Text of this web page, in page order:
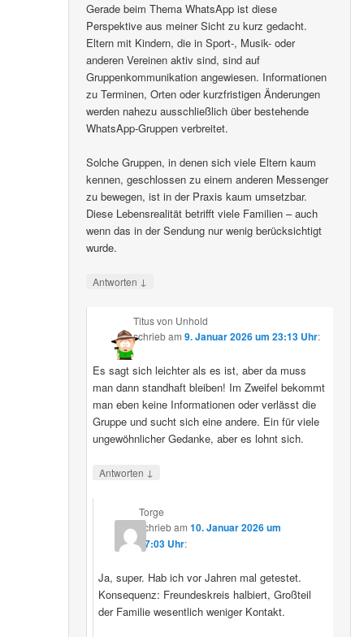
Gerade beim Thema WhatsApp ist diese
Perspektive aus meiner Sicht zu kurz gedacht.
Eltern mit Kindern, die in Sport-, Musik- oder
anderen Vereinen aktiv sind, sind auf
Gruppenkommunikation angewiesen. Informationen
zu Terminen, Orten oder kurzfristigen Änderungen
werden nahezu ausschließlich über bestehende
WhatsApp-Gruppen verbreitet.
Solche Gruppen, in denen sich viele Eltern kaum
kennen, geschlossen zu einem anderen Messenger
zu bewegen, ist in der Praxis kaum umsetzbar.
Diese Lebensrealität betrifft viele Familien – auch
wenn das in der Sendung nur wenig berücksichtigt
wurde.
Antworten ↓
Titus von Unhold
schriebam 9. Januar 2026 um 23:13 Uhr:
Es sagt sich leichter als es ist, aber da muss
man dann standhaft bleiben! Im Zweifel bekommt
man eben keine Informationen oder verlässt die
Gruppe und sucht sich eine andere. Ein für viele
ungewöhnlicher Gedanke, aber es lohnt sich.
Antworten ↓
Torge
schriebam10. Januar 2026 um
17:03 Uhr:
Ja, super. Hab ich vor Jahren mal getestet.
Konsequenz: Freundeskreis halbiert, Großteil
der Familie wesentlich weniger Kontakt.